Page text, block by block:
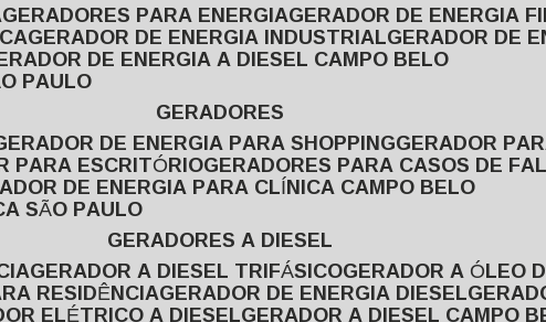
GERADORES PARA ENERGIA GERADOR DE ENERGIA
GERADOR DE ENERGIA INDUSTRIAL GERADOR DE
DE ENERGIA A DIESEL CAMPO BELO
PAULO
GERADORES
GERADOR DE ENERGIA PARA SHOPPING GERADOR
PARA ESCRITÓRIO GERADORES PARA CASOS DE
DE ENERGIA PARA CLÍNICA CAMPO BELO
SÃO PAULO
GERADORES A DIESEL
GERADOR A DIESEL TRIFÁSICO GERADOR A ÓLEO
RESIDÊNCIA GERADOR DE ENERGIA DIESEL
ELÉTRICO A DIESEL GERADOR A DIESEL CAMPO